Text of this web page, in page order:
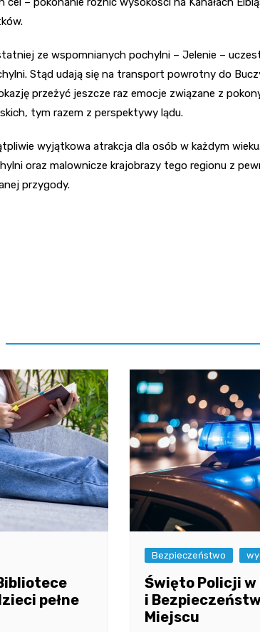
ze wspomnianych pochylni – Jelenie –
Stąd udają się na transport powrotny do
przeżyć jeszcze raz emocje związane z
tym razem z perspektywy lądu.
wyjątkowa atrakcja dla osób w każdym
oraz malownicze krajobrazy tego regionu z
przygody.
pełne
Bezpieczeństwo
Święto Policji w
i
Miejscu